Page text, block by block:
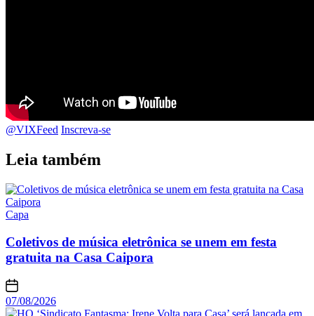
@VIXFeed Inscreva-se
Leia também
Capa
Coletivos de música eletrônica se unem em festa
gratuita na Casa Caipora
07/08/2026